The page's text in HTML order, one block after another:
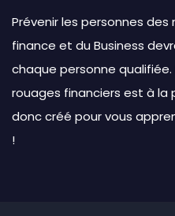
Prévenir les personnes
finance et du Business
chaque personne
rouages financiers est à
donc créé pour vous
!